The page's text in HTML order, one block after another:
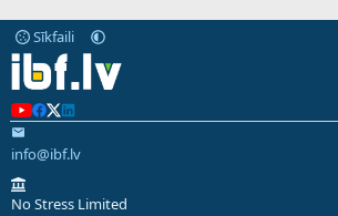
Sīkfaili
info@ibf.lv
No Stress Limited